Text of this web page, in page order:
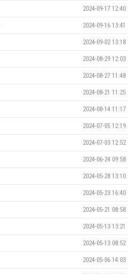
2024-09-17 12:40
2024-09-16 13:41
2024-09-02 13:18
2024-08-29 12:03
2024-08-27 11:48
2024-08-21 11:25
2024-08-14 11:17
2024-07-05 12:19
2024-07-03 12:52
2024-06-24 09:58
2024-05-28 13:10
2024-05-23 16:40
2024-05-21 08:58
2024-05-13 13:21
2024-05-13 08:52
2024-05-06 14:03